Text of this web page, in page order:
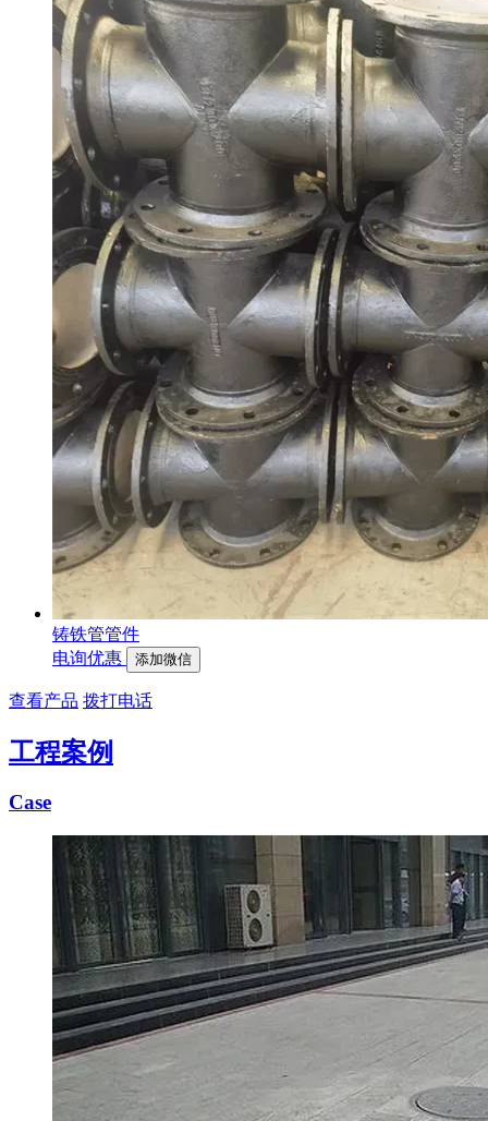
铸铁管管件
电询优惠
添加微信
查看产品 拨打电话
工程案例
Case